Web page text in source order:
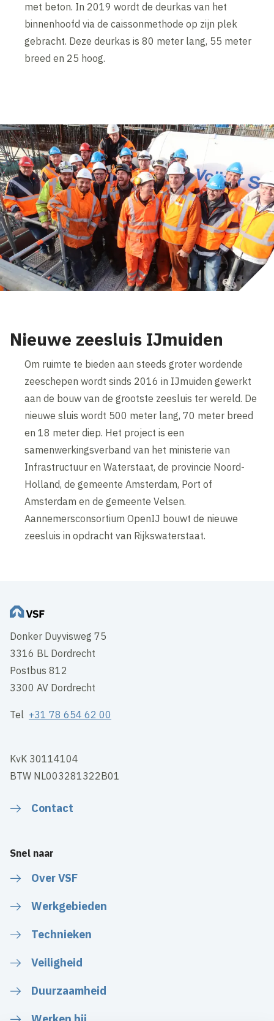
met beton. In 2019 wordt de deurkas van het
binnenhoofd via de caissonmethode op zijn plek
gebracht. Deze deurkas is 80 meter lang, 55 meter
breed en 25 hoog.
Nieuwe zeesluis IJmuiden
Om ruimte te bieden aan steeds groter wordende
zeeschepen wordt sinds 2016 in IJmuiden gewerkt
aan de bouw van de grootste zeesluis ter wereld. De
nieuwe sluis wordt 500 meter lang, 70 meter breed
en 18 meter diep. Het project is een
samenwerkingsverband van het ministerie van
Infrastructuur en Waterstaat, de provincie Noord-
Holland, de gemeente Amsterdam, Port of
Amsterdam en de gemeente Velsen.
Aannemersconsortium OpenIJ bouwt de nieuwe
zeesluis in opdracht van Rijkswaterstaat.
Donker Duyvisweg 75
3316 BL Dordrecht
Postbus 812
3300 AV Dordrecht
Tel +31 78 654 62 00
KvK 30114104
BTW NL003281322B01
Contact
Snel naar
Over VSF
Werkgebieden
Technieken
Veiligheid
Duurzaamheid